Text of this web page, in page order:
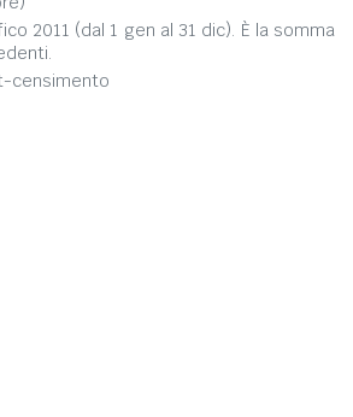
2011 (dal 1 gen al 31 dic). È la somma
censimento